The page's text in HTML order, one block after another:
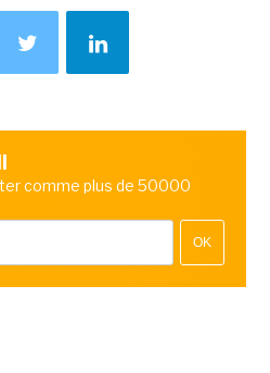
comme plus de 50000
OK